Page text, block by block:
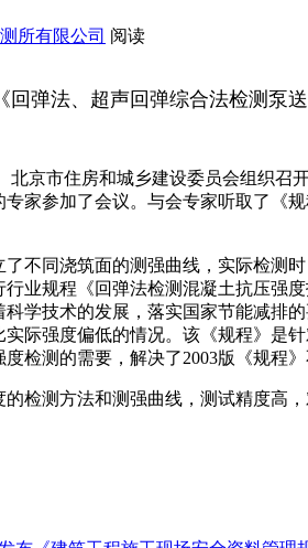
所有限公司 阅读
《回弹法、超声回弹综合法检测泵
京市住房和城乡建设委员会组织召
家参加了会议。与会专家听取了《
同浇筑面的测强曲线，实际检测
业规程《回弹法检测混凝土抗压强
科学技术的发展，落实国家节能减
际强度偏低的情况。该《规程》是
检测的需要，解决了2003版《规程
测方法和测强曲线，测试精度高